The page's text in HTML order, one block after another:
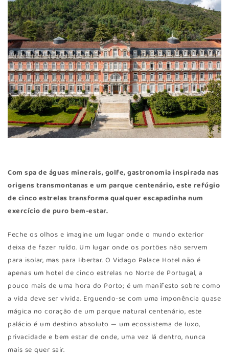
Com spa de águas minerais, golfe, gastronomia inspirada nas
origens transmontanas e um parque centenário, este refúgio
de cinco estrelas transforma qualquer escapadinha num
exercício de puro bem-estar.
Feche os olhos e imagine um lugar onde o mundo exterior
deixa de fazer ruído. Um lugar onde os portões não servem
para isolar, mas para libertar. O Vidago Palace Hotel não é
apenas um hotel de cinco estrelas no Norte de Portugal, a
pouco mais de uma hora do Porto; é um manifesto sobre como
a vida deve ser vivida. Erguendo-se com uma imponência quase
mágica no coração de um parque natural centenário, este
palácio é um destino absoluto — um ecossistema de luxo,
privacidade e bem estar de onde, uma vez lá dentro, nunca
mais se quer sair.